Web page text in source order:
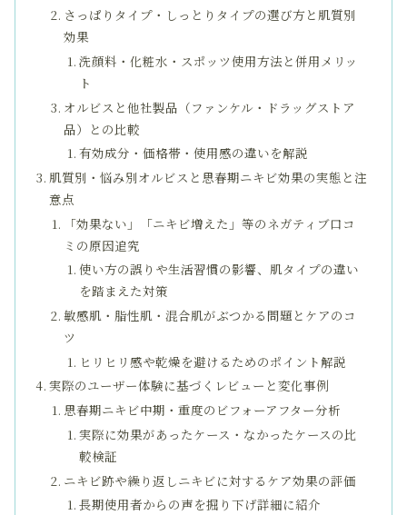
さっぱりタイプ・しっとりタイプの選び方と肌質別
効果
洗顔料・化粧水・スポッツ使用方法と併用メリッ
ト
オルビスと他社製品（ファンケル・ドラッグストア
品）との比較
有効成分・価格帯・使用感の違いを解説
肌質別・悩み別オルビスと思春期ニキビ効果の実態と注
意点
「効果ない」「ニキビ増えた」等のネガティブ口コ
ミの原因追究
使い方の誤りや生活習慣の影響、肌タイプの違い
を踏まえた対策
敏感肌・脂性肌・混合肌がぶつかる問題とケアのコ
ツ
ヒリヒリ感や乾燥を避けるためのポイント解説
実際のユーザー体験に基づくレビューと変化事例
思春期ニキビ中期・重度のビフォーアフター分析
実際に効果があったケース・なかったケースの比
較検証
ニキビ跡や繰り返しニキビに対するケア効果の評価
長期使用者からの声を掘り下げ詳細に紹介